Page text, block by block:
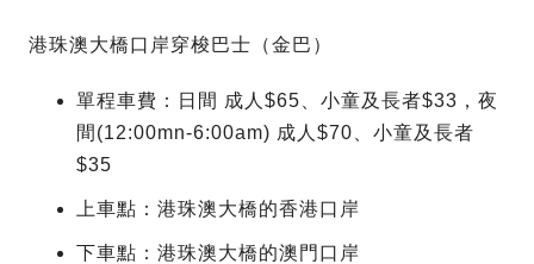
港珠澳大橋口岸穿梭巴士（金巴）
單程車費：日間 成人$65、小童及長者$33，夜
間(12:00mn-6:00am) 成人$70、小童及長者
$35
上車點：港珠澳大橋的香港口岸
下車點：港珠澳大橋的澳門口岸